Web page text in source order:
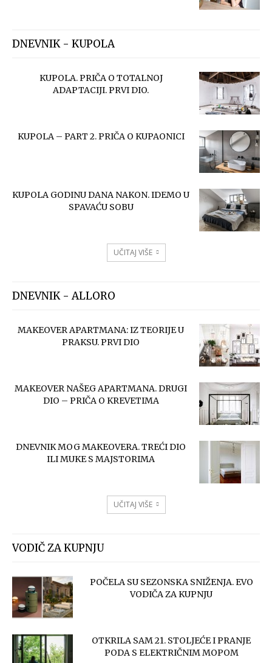
DNEVNIK - KUPOLA
KUPOLA. PRIČA O TOTALNOJ
ADAPTACIJI. PRVI DIO.
KUPOLA – PART 2. PRIČA O KUPAONICI
KUPOLA GODINU DANA NAKON. IDEMO U
SPAVAĆU SOBU
UČITAJ VIŠE
DNEVNIK - ALLORO
MAKEOVER APARTMANA: IZ TEORIJE U
PRAKSU. PRVI DIO
MAKEOVER NAŠEG APARTMANA. DRUGI
DIO – PRIČA O KREVETIMA
DNEVNIK MOG MAKEOVERA. TREĆI DIO
ILI MUKE S MAJSTORIMA
UČITAJ VIŠE
VODIČ ZA KUPNJU
POČELA SU SEZONSKA SNIŽENJA. EVO
VODIČA ZA KUPNJU
OTKRILA SAM 21. STOLJEĆE I PRANJE
PODA S ELEKTRIČNIM MOPOM